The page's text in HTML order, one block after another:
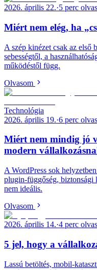
2026. április 22.·5 perc
Miért nem elég, ha
A szép kinézet csak az első
sebességtől, a
működéstől függ.
Olvasom
Technológia
2026. április 19.·6 perc
Miért nem mindig jó
modern
A WordPress sok
plugin-függőség, biztonsági
nem ideális.
Olvasom
2026. április 14.·4 perc
5 jel, hogy a
Lassú betöltés, mobil-